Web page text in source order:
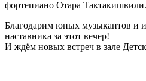
фортепиано Отара Тактакишвили.
Благодарим юных музыкантов и
наставника за этот вечер!
И ждём новых встреч в зале